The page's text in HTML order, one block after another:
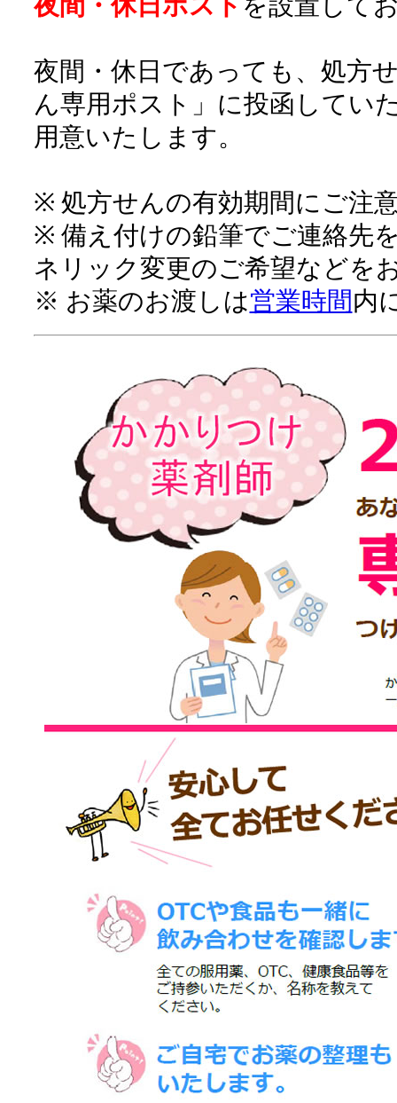
夜間・休日であっても、処方
ん専用ポスト」に投函してい
用意いたします。
※ 処方せんの有効期間にご注
※ 備え付けの鉛筆でご連絡先
ネリック変更のご希望などを
※ お薬のお渡しは営業時間内